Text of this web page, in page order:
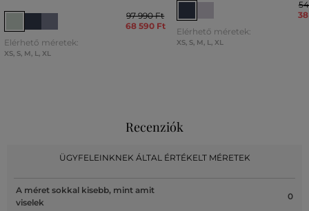
97 990 Ft
68 590 Ft
Elérhető méretek:
XS, S, M, L, XL
Elérhető méretek:
XS, S, M, L, XL
Recenziók
ÜGYFELEINKNEK ÁLTAL ÉRTÉKELT MÉRETEK
A méret sokkal kisebb, mint amit
viselek
0